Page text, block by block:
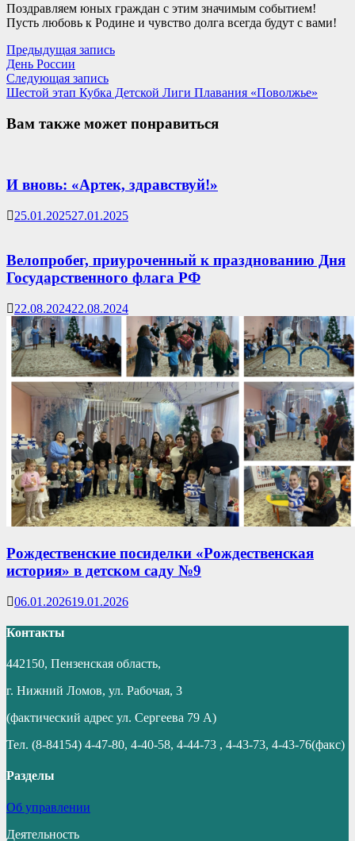
Поздравляем юных граждан с этим значимым событием!
Пусть любовь к Родине и чувство долга всегда будут с вами!
Навигация
по
записям
Предыдущая записьПредыдущая
День России
Следующая записьСледующая
запись:
Шестой этап Кубка Детской Лиги Плавания «Поволжье»
Вам также может понравиться
И вновь: «Артек, здравствуй!»
25.01.202527.01.2025
Велопробег, приуроченный к празднованию Дня
Государственного флага РФ
22.08.202422.08.2024
Рождественские посиделки «Рождественская
история» в детском саду №9
06.01.202619.01.2026
Контакты
442150, Пензенская область,
г. Нижний Ломов, ул. Рабочая, 3
(фактический адрес ул. Сергеева 79 А)
Тел. (8-84154) 4-47-80, 4-40-58, 4-44-73 , 4-43-73, 4-43-76(факс)
Разделы
Об управлении
Деятельность